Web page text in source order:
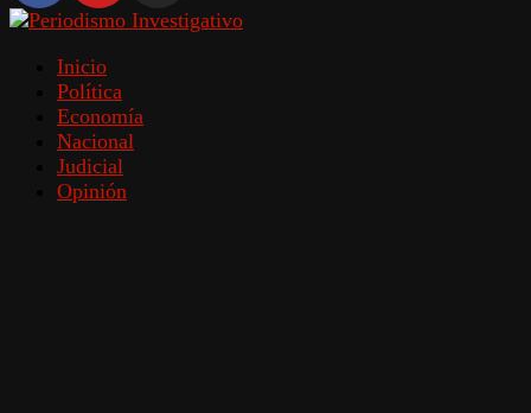
Inicio
Política
Economía
Nacional
Judicial
Opinión